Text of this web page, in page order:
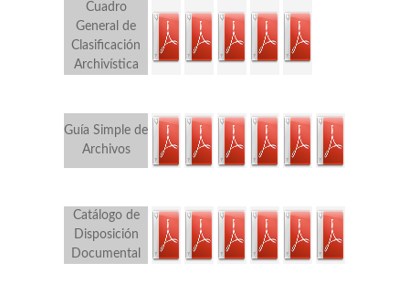
Cuadro
General de
Clasificación
Archivística
Guía Simple de
Archivos
Catálogo de
Disposición
Documental